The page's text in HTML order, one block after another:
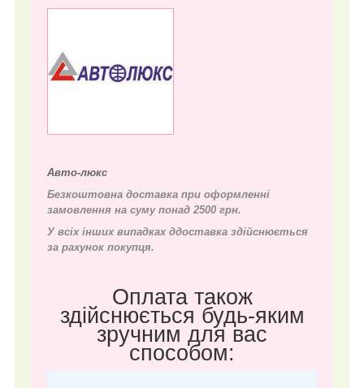
Авто-люкс
Безкоштовна доставка при оформленні
замовлення на суму понад 2500 грн.
У всіх інших випадках ддоставка здійснюється
за рахунок покупця.
Оплата також
здійснюється будь-яким
зручним для вас
способом: